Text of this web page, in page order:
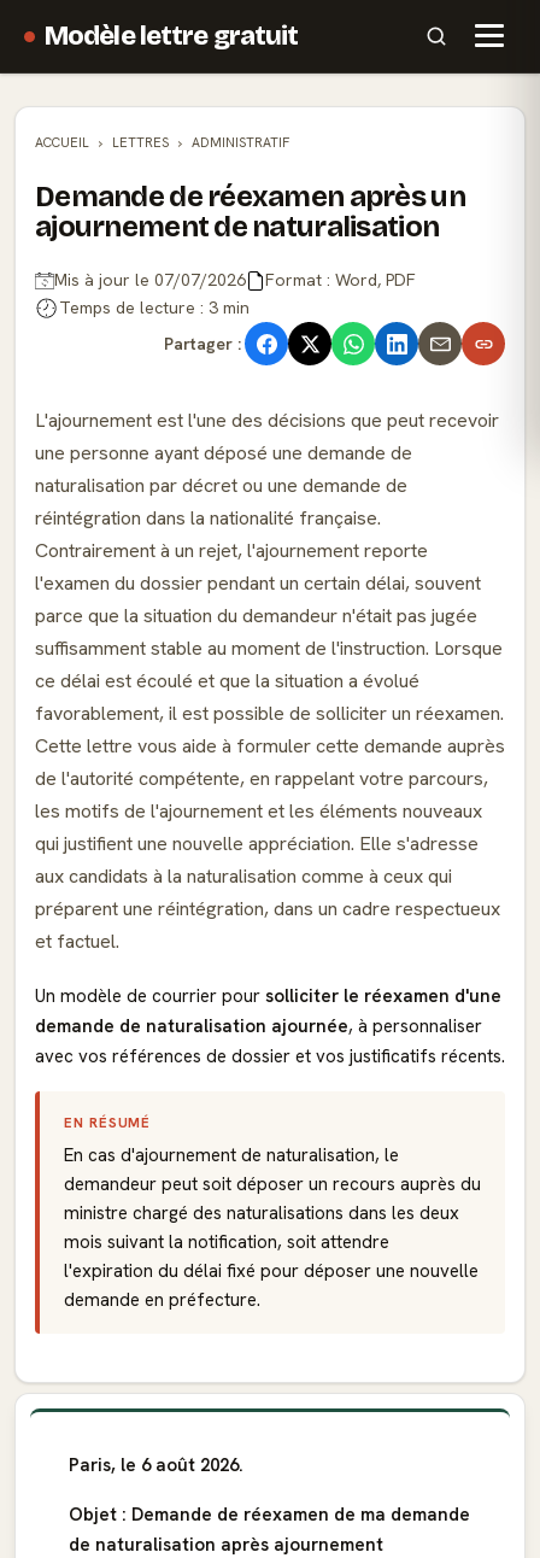
Modèle lettre gratuit
ACCUEIL LETTRES ADMINISTRATIF
Demande de réexamen après un
ajournement de naturalisation
Mis à jour le 07/07/2026
Format : Word, PDF
Temps de lecture : 3 min
Partager :
L'ajournement est l'une des décisions que peut recevoir
une personne ayant déposé une demande de
naturalisation par décret ou une demande de
réintégration dans la nationalité française.
Contrairement à un rejet, l'ajournement reporte
l'examen du dossier pendant un certain délai, souvent
parce que la situation du demandeur n'était pas jugée
suffisamment stable au moment de l'instruction. Lorsque
ce délai est écoulé et que la situation a évolué
favorablement, il est possible de solliciter un réexamen.
Cette lettre vous aide à formuler cette demande auprès
de l'autorité compétente, en rappelant votre parcours,
les motifs de l'ajournement et les éléments nouveaux
qui justifient une nouvelle appréciation. Elle s'adresse
aux candidats à la naturalisation comme à ceux qui
préparent une réintégration, dans un cadre respectueux
et factuel.
Un modèle de courrier pour solliciter le réexamen d'une
demande de naturalisation ajournée, à personnaliser
avec vos références de dossier et vos justificatifs récents.
EN RÉSUMÉ
En cas d'ajournement de naturalisation, le
demandeur peut soit déposer un recours auprès du
ministre chargé des naturalisations dans les deux
mois suivant la notification, soit attendre
l'expiration du délai fixé pour déposer une nouvelle
demande en préfecture.
Paris, le 6 août 2026.
Objet : Demande de réexamen de ma demande
de naturalisation après ajournement